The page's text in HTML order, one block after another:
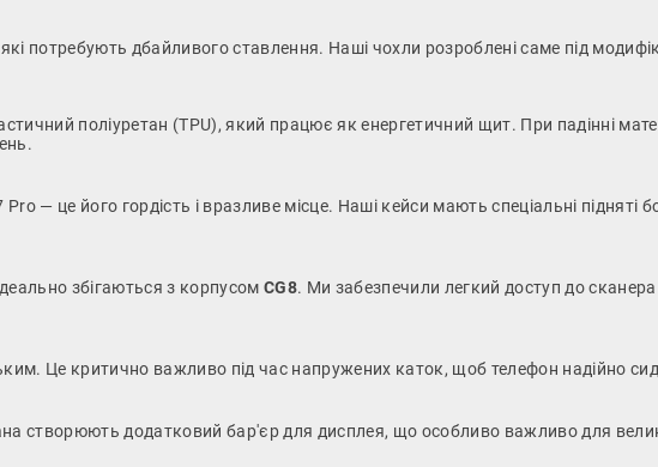
потребують дбайливого ставлення. Наші чохли розроблені саме під
поліуретан (TPU), який працює як енергетичний щит. При падінні
— це його гордість і вразливе місце. Наші кейси мають спеціальні підняті
збігаються з корпусомCG8. Ми забезпечили легкий доступ до сканера
Це критично важливо під час напружених каток, щоб телефон надійно
створюють додатковий бар'єр для дисплея, що особливо важливо для